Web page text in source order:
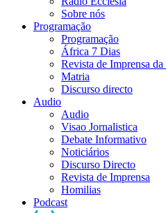
Sobre nós
Programação
Programação
África 7 Dias
Revista de Imprensa da
Matria
Discurso directo
Audio
Audio
Visao Jornalistica
Debate Informativo
Noticiários
Discurso Directo
Revista de Imprensa
Homilias
Podcast